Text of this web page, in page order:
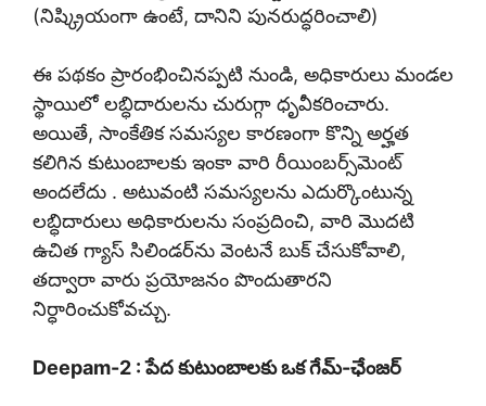
(నిష్క్రియంగా ఉంటే, దానిని పునరుద్ధరించాలి)
ఈ పథకం ప్రారంభించినప్పటి నుండి, అధికారులు మండల
స్థాయిలో లబ్ధిదారులను చురుగ్గా ధృవీకరించారు.
అయితే, సాంకేతిక సమస్యల కారణంగా కొన్ని అర్హత
కలిగిన కుటుంబాలకు ఇంకా వారి రీయింబర్స్‌మెంట్
అందలేదు . అటువంటి సమస్యలను ఎదుర్కొంటున్న
లబ్ధిదారులు అధికారులను సంప్రదించి, వారి మొదటి
ఉచిత గ్యాస్ సిలిండర్‌ను వెంటనే బుక్ చేసుకోవాలి,
తద్వారా వారు ప్రయోజనం పొందుతారని
నిర్ధారించుకోవచ్చు.
Deepam-2 : పేద కుటుంబాలకు ఒక గేమ్-ఛేంజర్